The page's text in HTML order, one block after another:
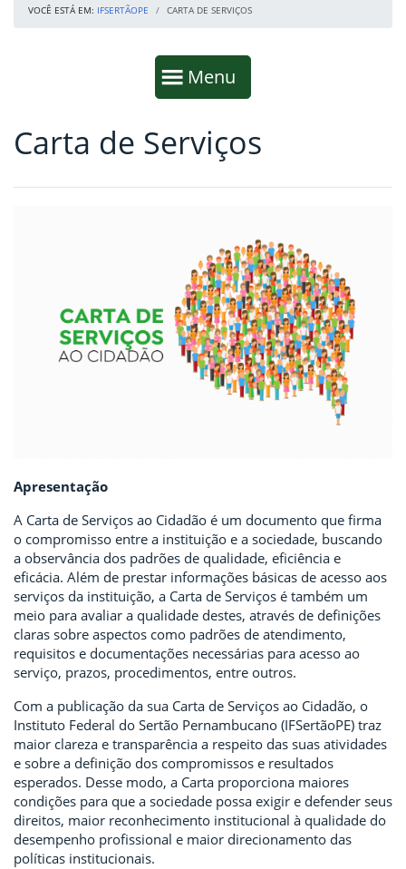
VOCÊ ESTÁ EM: IFSERTÃOPE CARTA DE SERVIÇOS
Mostrar
Menu
Fim da navegação
Início do conteúdo
Carta de Serviços
Apresentação
A Carta de Serviços ao Cidadão é um documento que firma
o compromisso entre a instituição e a sociedade, buscando
a observância dos padrões de qualidade, eficiência e
eficácia. Além de prestar informações básicas de acesso aos
serviços da instituição, a Carta de Serviços é também um
meio para avaliar a qualidade destes, através de definições
claras sobre aspectos como padrões de atendimento,
requisitos e documentações necessárias para acesso ao
serviço, prazos, procedimentos, entre outros.
Com a publicação da sua Carta de Serviços ao Cidadão, o
Instituto Federal do Sertão Pernambucano (IFSertãoPE) traz
maior clareza e transparência a respeito das suas atividades
e sobre a definição dos compromissos e resultados
esperados. Desse modo, a Carta proporciona maiores
condições para que a sociedade possa exigir e defender seus
direitos, maior reconhecimento institucional à qualidade do
desempenho profissional e maior direcionamento das
políticas institucionais.